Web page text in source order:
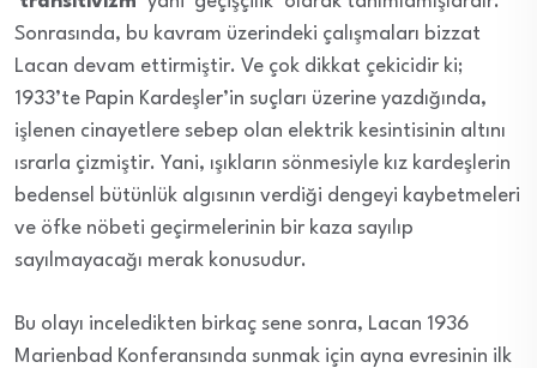
Sonrasında, bu kavram üzerindeki çalışmaları bizzat
Lacan devam ettirmiştir. Ve çok dikkat çekicidir ki;
1933’te Papin Kardeşler’in suçları üzerine yazdığında,
işlenen cinayetlere sebep olan elektrik kesintisinin altını
ısrarla çizmiştir. Yani, ışıkların sönmesiyle kız kardeşlerin
bedensel bütünlük algısının verdiği dengeyi kaybetmeleri
ve öfke nöbeti geçirmelerinin bir kaza sayılıp
sayılmayacağı merak konusudur.
Bu olayı inceledikten birkaç sene sonra, Lacan 1936
Marienbad Konferansında sunmak için ayna evresinin ilk